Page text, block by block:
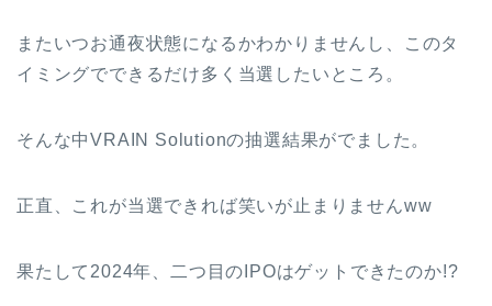
またいつお通夜状態になるかわかりませんし、このタ
イミングでできるだけ多く当選したいところ。
そんな中VRAIN Solutionの抽選結果がでました。
正直、これが当選できれば笑いが止まりませんww
果たして2024年、二つ目のIPOはゲットできたのか!?